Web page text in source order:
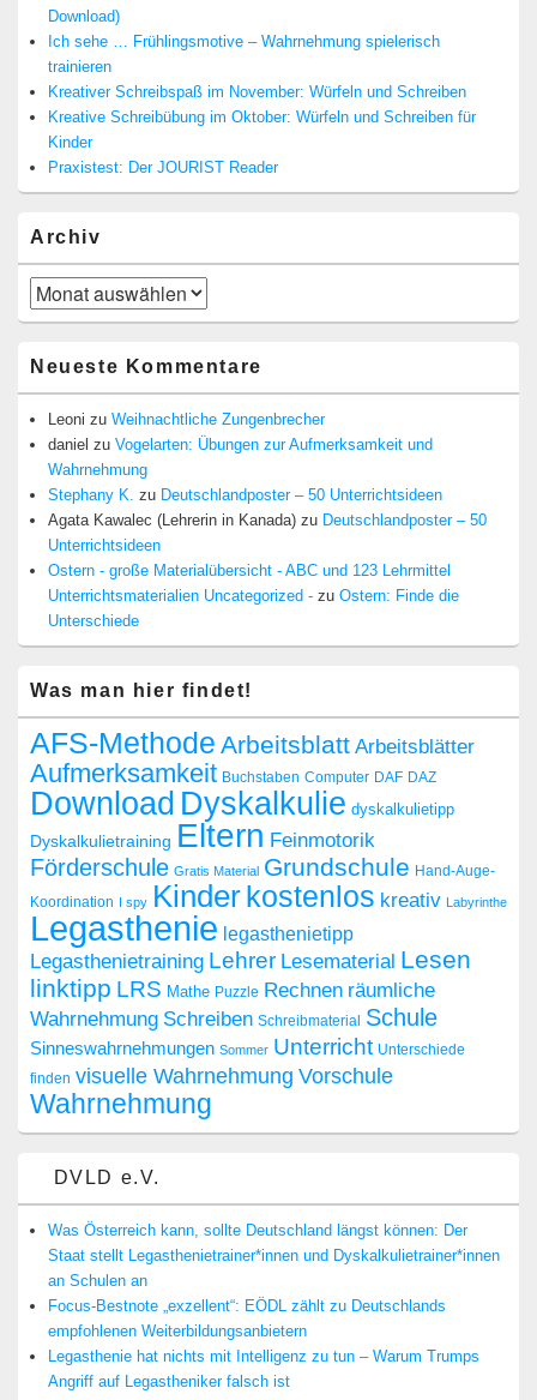
Download)
Ich sehe … Frühlingsmotive – Wahrnehmung spielerisch
trainieren
Kreativer Schreibspaß im November: Würfeln und Schreiben
Kreative Schreibübung im Oktober: Würfeln und Schreiben für
Kinder
Praxistest: Der JOURIST Reader
Archiv
Archiv
Neueste Kommentare
Leoni zu Weihnachtliche Zungenbrecher
daniel zu Vogelarten: Übungen zur Aufmerksamkeit und
Wahrnehmung
Stephany K. zu Deutschlandposter – 50 Unterrichtsideen
Agata Kawalec (Lehrerin in Kanada) zu Deutschlandposter – 50
Unterrichtsideen
Ostern - große Materialübersicht - ABC und 123 Lehrmittel
Unterrichtsmaterialien Uncategorized - zu Ostern: Finde die
Unterschiede
Was man hier findet!
AFS-Methode Arbeitsblatt Arbeitsblätter
Aufmerksamkeit Buchstaben Computer DAF DAZ
Download Dyskalkulie dyskalkulietipp
Dyskalkulietraining Eltern Feinmotorik
Förderschule Gratis Material Grundschule Hand-Auge-
Koordination
I spy Kinderkostenlos kreativ Labyrinthe
Legasthenie legasthenietipp
Legasthenietraining Lehrer Lesematerial Lesen
linktipp LRS Mathe Puzzle Rechnen räumliche
Wahrnehmung Schreiben Schreibmaterial Schule
Sinneswahrnehmungen Sommer Unterricht Unterschiede
finden visuelle Wahrnehmung Vorschule
Wahrnehmung
DVLD e.V.
Was Österreich kann, sollte Deutschland längst können: Der
Staat stellt Legasthenietrainer*innen und Dyskalkulietrainer*innen
an Schulen an
Focus-Bestnote „exzellent“: EÖDL zählt zu Deutschlands
empfohlenen Weiterbildungsanbietern
Legasthenie hat nichts mit Intelligenz zu tun – Warum Trumps
Angriff auf Legastheniker falsch ist